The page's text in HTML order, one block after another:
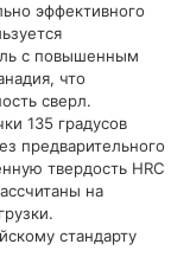
эффективного
с повышенным
что
сверл.
135 градусов
предварительного
твердость HRC
на
стандарту